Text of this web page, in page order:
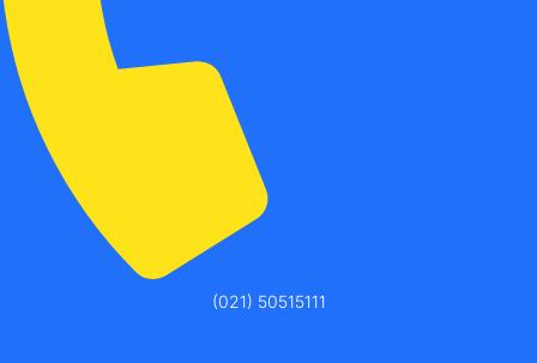
(021) 50515111